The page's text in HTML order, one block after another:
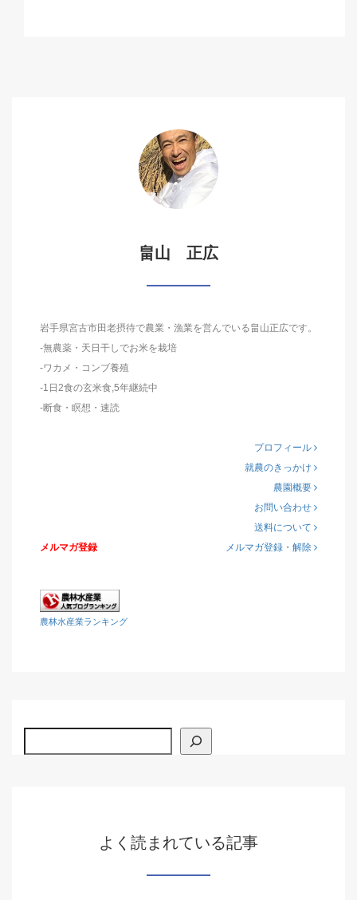
畠山 正広
岩手県宮古市田老摂待で農業・漁業を営んでいる畠山正広です。
-無農薬・天日干しでお米を栽培
-ワカメ・コンブ養殖
-1日2食の玄米食,5年継続中
-断食・瞑想・速読
プロフィール
就農のきっかけ
農園概要
お問い合わせ
送料について
メルマガ登録
メルマガ登録・解除
農林水産業ランキング
よく読まれている記事